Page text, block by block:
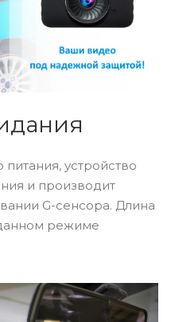
устройство
и производит
G-сенсора. Длина
режиме